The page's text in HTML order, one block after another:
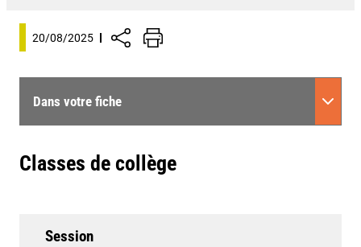
20/08/2025
Dans votre fiche
Classes de collège
Session